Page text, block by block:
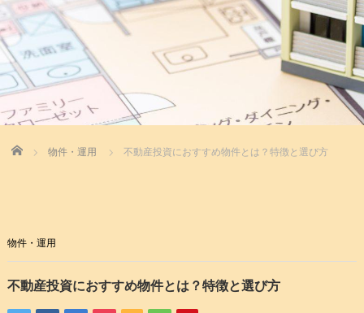
Home 物件・運用 不動産投資におすすめ物件とは？特徴と選び方
物件・運用
不動産投資におすすめ物件とは？特徴と選び方